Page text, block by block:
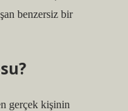
benzersiz bir
gerçek kişinin